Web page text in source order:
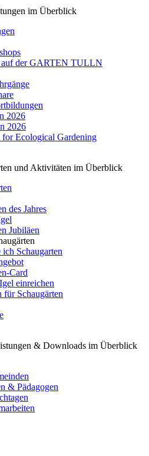
im Überblick
auf der GARTEN TULLN
2026
2026
Ecological Gardening
und Aktivitäten im Überblick
des Jahres
Jubiläen
Schaugarten
Card
einreichen
für Schaugärten
& Downloads im Überblick
& Pädagogen